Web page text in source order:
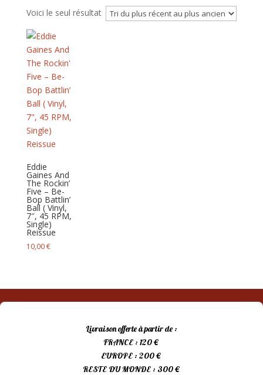
Voici le seul résultat
Eddie
Gaines And
The Rockin’
Five – Be-
Bop Battlin’
Ball ( Vinyl,
7″, 45 RPM,
Single)
Reissue
10,00€
Livraison offerte à partir de :
FRANCE : 120 €
EUROPE : 200 €
RESTE DU MONDE : 300 €